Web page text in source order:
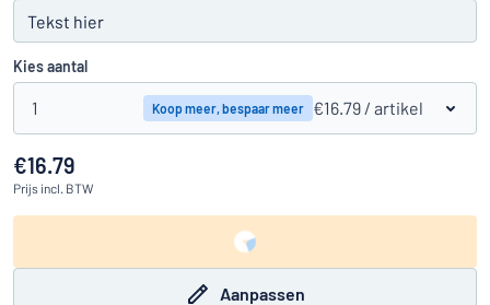
Kies aantal
1 Koop meer, bespaar meer €16.79 / artikel
€16.79
Prijs incl. BTW
Aanpassen